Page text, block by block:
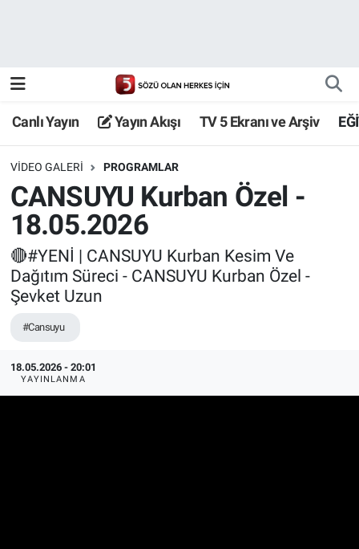
Canlı Yayın Yayın Akışı TV 5 Ekranı ve Arşiv
VIDEO GALERI PROGRAMLAR
CANSUYU Kurban Özel -
18.05.2026
🔴#YENİ | CANSUYU Kurban Kesim Ve
Dağıtım Süreci - CANSUYU Kurban Özel -
Şevket Uzun
#Cansuyu
18.05.2026 - 20:01
YAYINLANMA
TV 5 Ekranı ve Arşiv